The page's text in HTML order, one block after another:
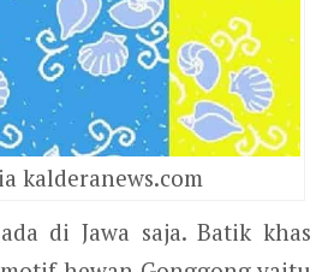
kalderanews.com
di Jawa saja. Batik khas